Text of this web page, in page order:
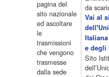
programmiTv - LA 7
4
Programmi 06:00 - Tg La7/
Flash07:00 - Omnibus ?
Omnibus09:50 - Coffee
men� di Benedetta13:30 - Tg
Telefilm: Le strade di San
Una scuola di paura 16:30 […]
pagina del
sito nazionale
ed ascoltare
le
trasmissioni
che vengono
trasmesse
dalla sede
da
Vai al
e degli
Sito